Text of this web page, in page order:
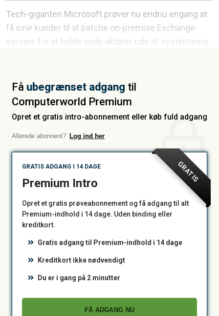
Tech-giganten Microsoft prøver nu endnu engang at
få sine kunder til at patche on-premise Exchange-
servere for at holde onde aktører ude af systemerne.
Få ubegrænset adgang til
Computerworld Premium
Opret et gratis intro-abonnement eller køb fuld adgang
Allerede abonnent? Log ind her
GRATIS
GRATIS ADGANG I 14 DAGE
Premium Intro
Opret et gratis prøveabonnement og få adgang til alt
Premium-indhold i 14 dage. Uden binding eller
kreditkort.
Gratis adgang til Premium-indhold i 14 dage
Kreditkort ikke nødvendigt
Du er i gang på 2 minutter
FÅ ADGANG NU